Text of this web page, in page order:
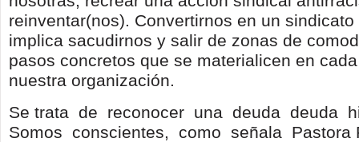
reinventar(nos). Convertirnos en un
implica sacudirnos y salir de zonas de
pasos concretos que se materialicen en
nuestra organización.
Se trata de reconocer una deuda deuda
Somos conscientes, como señala Pastora